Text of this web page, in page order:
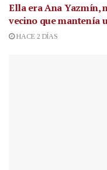
Ella era Ana Yazmín,
vecino que mantenía
HACE 2 DÍAS